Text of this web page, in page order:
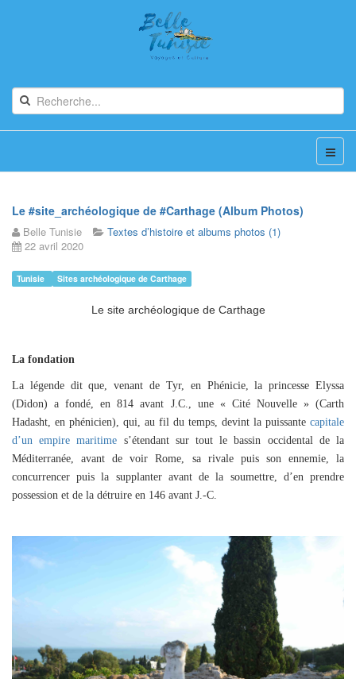
Le #site_archéologique de #Carthage (Album Photos)
Belle Tunisie
Textes d’histoire et albums photos (1)
22 avril 2020
Tunisie Sites archéologique de Carthage
Le site archéologique de Carthage
La fondation
La légende dit que, venant de Tyr, en Phénicie, la princesse Elyssa
(Didon) a fondé, en 814 avant J.C., une « Cité Nouvelle » (Carth
Hadasht, en phénicien), qui, au fil du temps, devint la puissante capitale
d’un empire maritime s’étendant sur tout le bassin occidental de la
Méditerranée, avant de voir Rome, sa rivale puis son ennemie, la
concurrencer puis la supplanter avant de la soumettre, d’en prendre
possession et de la détruire en 146 avant J.-C.